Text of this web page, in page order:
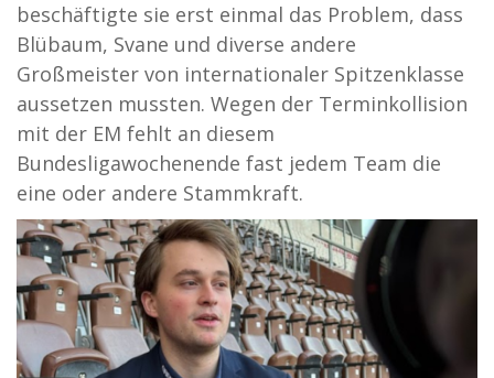
beschäftigte sie erst einmal das Problem, dass
Blübaum, Svane und diverse andere
Großmeister von internationaler Spitzenklasse
aussetzen mussten. Wegen der Terminkollision
mit der EM fehlt an diesem
Bundesligawochenende fast jedem Team die
eine oder andere Stammkraft.